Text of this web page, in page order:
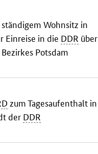
Wohnsitz in
Einreise in die DDR über
Potsdam
zum Tagesaufenthalt in
der DDR